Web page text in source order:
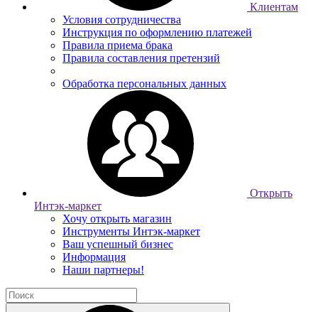
Клиентам
Условия сотрудничества
Инструкция по оформлению платежей
Правила приема брака
Правила составления претензий
Обработка персональных данных
Открыть
Интэк-маркет
Хочу открыть магазин
Инструменты Интэк-маркет
Ваш успешный бизнес
Информация
Наши партнеры!